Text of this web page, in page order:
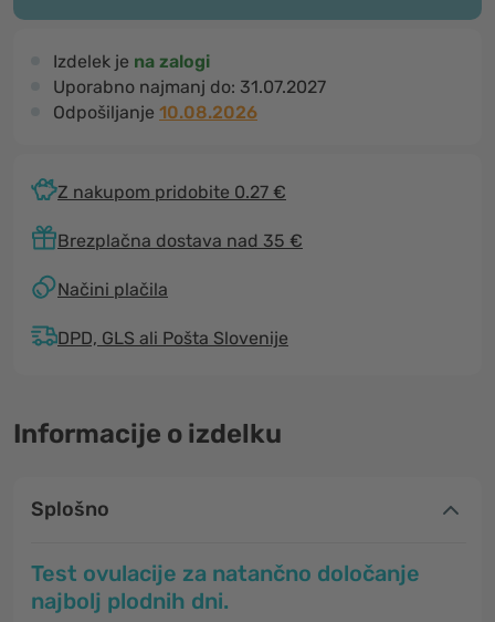
Izdelek je na zalogi
Uporabno najmanj do: 31.07.2027
Odpošiljanje 10.08.2026
Z nakupom pridobite 0.27 €
Brezplačna dostava nad 35 €
Načini plačila
DPD, GLS ali Pošta Slovenije
Informacije o izdelku
Splošno
Test ovulacije za natančno določanje
najbolj plodnih dni.